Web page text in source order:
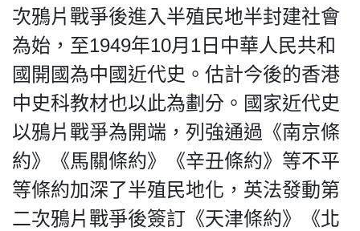
次鴉片戰爭後進入半殖民地半封建社會
為始，至1949年10月1日中華人民共和
國開國為中國近代史。估計今後的香港
中史科教材也以此為劃分。國家近代史
以鴉片戰爭為開端，列強通過《南京條
約》《馬關條約》《辛丑條約》等不平
等條約加深了半殖民地化，英法發動第
二次鴉片戰爭後簽訂《天津條約》《北